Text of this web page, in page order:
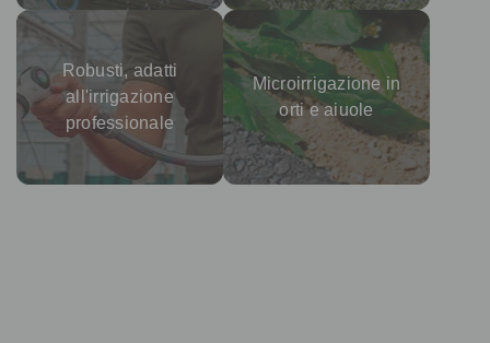
Robusti, adatti
all'irrigazione
professionale
Microirrigazione in
orti e aiuole